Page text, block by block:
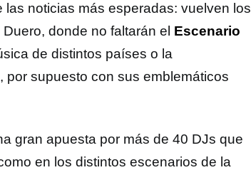
noticias más esperadas: vuelven los
donde no faltarán el Escenario
de distintos países o la
, por supuesto con sus emblemáticos
gran apuesta por más de 40 DJs que
en los distintos escenarios de la